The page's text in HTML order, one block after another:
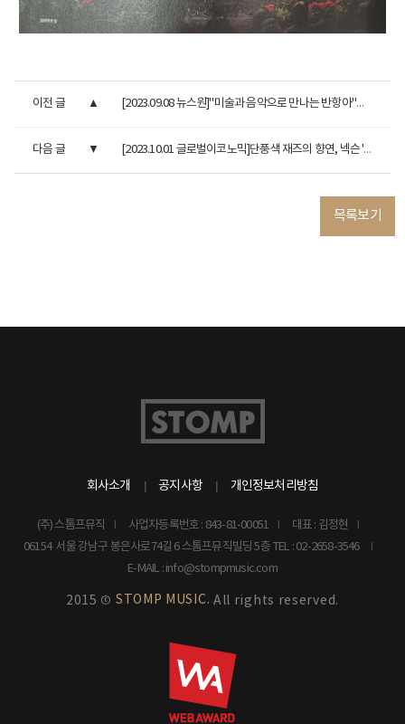
이전 글 [2023.09.08 뉴스원]"미술과 음악으로 만나는 반항아"…'에곤 ...
다음 글 [2023.10.01 글로벌이코노믹]단풍색 재즈의 향연, 넥슨 '재즈 온...
목록보기
회사소개 공지사항 개인정보처리방침
(주) 스톰프뮤직 사업자등록번호 : 843-81-00051
대표 : 김정현
06154 서울 강남구 봉은사로74길 6 스톰프뮤직빌딩 5층 TEL : 02-2658-3546
E-MAIL : info@stompmusic.com
2015 © STOMP MUSIC. All rights reserved.